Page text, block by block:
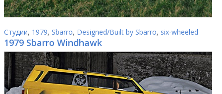
Студии, 1979, Sbarro, Designed/Built by Sbarro, six-wheeled
1979 Sbarro Windhawk